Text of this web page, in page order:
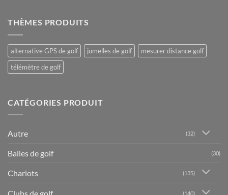
THÈMES PRODUITS
alternative GPS de golf jumelles de golf
mesurer distance golf
télémètre de golf
CATÉGORIES PRODUIT
Autre (32)
Balles de golf (30)
Chariots (135)
Clubs de golf (140)